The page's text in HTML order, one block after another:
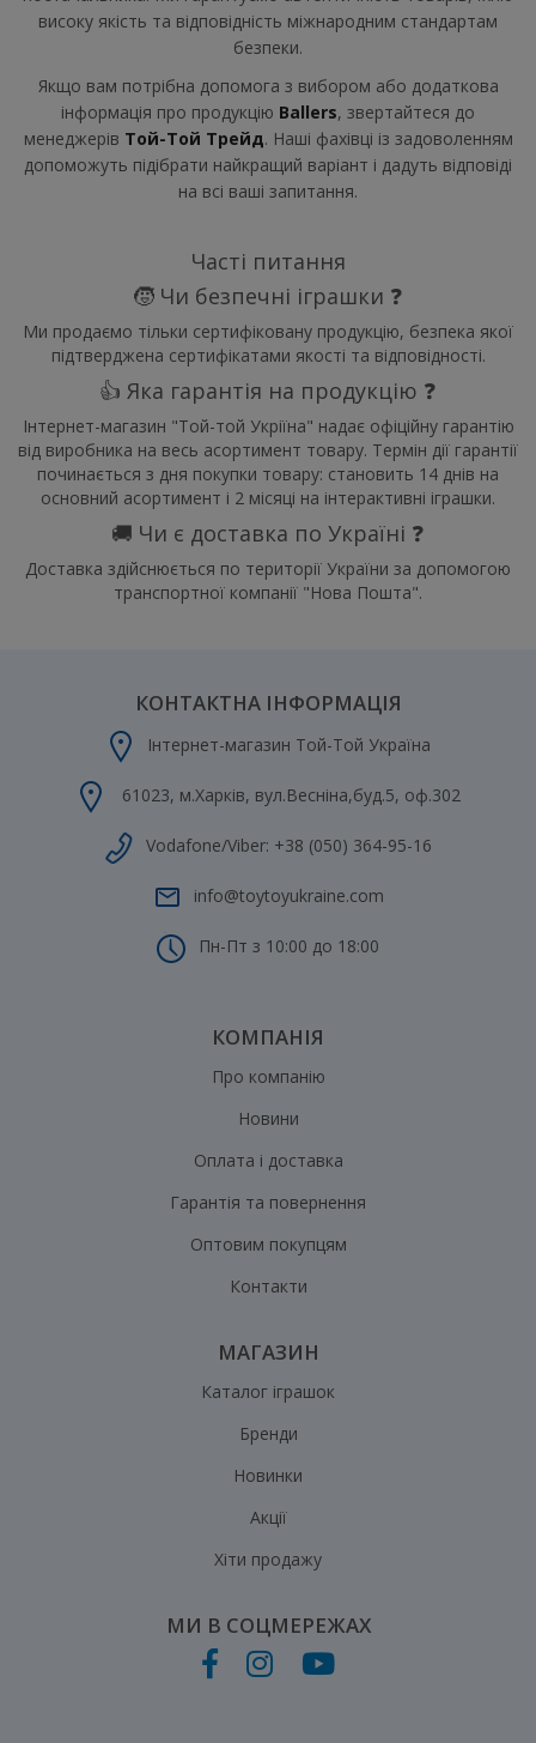
високу якість та відповідність міжнародним стандартам
безпеки.
Якщо вам потрібна допомога з вибором або додаткова
інформація про продукцію Ballers, звертайтеся до
менеджерів Той-Той Трейд. Наші фахівці із задоволенням
допоможуть підібрати найкращий варіант і дадуть відповіді
на всі ваші запитання.
Часті питання
🧒 Чи безпечні іграшки ❓
Ми продаємо тільки сертифіковану продукцію, безпека якої
підтверджена сертифікатами якості та відповідності.
👍 Яка гарантія на продукцію ❓
Інтернет-магазин "Той-той Укріїна" надає офіційну гарантію
від виробника на весь асортимент товару. Термін дії гарантії
починається з дня покупки товару: становить 14 днів на
основний асортимент і 2 місяці на інтерактивні іграшки.
🚚 Чи є доставка по Україні ❓
Доставка здійснюється по території України за допомогою
транспортної компанії "Нова Пошта".
КОНТАКТНА ІНФОРМАЦІЯ
Інтернет-магазин Той-Той Україна
61023, м.Харків, вул.Весніна,буд.5, оф.302
Vodafone/Viber: +38 (050) 364-95-16
info@toytoyukraine.com
Пн-Пт з 10:00 до 18:00
КОМПАНІЯ
Про компанію
Новини
Оплата і доставка
Гарантія та повернення
Оптовим покупцям
Контакти
МАГАЗИН
Каталог іграшок
Бренди
Новинки
Акції
Хіти продажу
МИ В СОЦМЕРЕЖАХ